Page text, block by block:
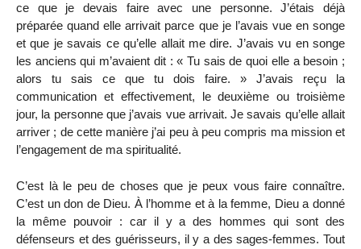
ce que je devais faire avec une personne. J’étais déjà
préparée quand elle arrivait parce que je l’avais vue en songe
et que je savais ce qu’elle allait me dire. J’avais vu en songe
les anciens qui m’avaient dit : « Tu sais de quoi elle a besoin ;
alors tu sais ce que tu dois faire. » J’avais reçu la
communication et effectivement, le deuxième ou troisième
jour, la personne que j’avais vue arrivait. Je savais qu’elle allait
arriver ; de cette manière j’ai peu à peu compris ma mission et
l’engagement de ma spiritualité.
C’est là le peu de choses que je peux vous faire connaître.
C’est un don de Dieu. À l’homme et à la femme, Dieu a donné
la même pouvoir : car il y a des hommes qui sont des
défenseurs et des guérisseurs, il y a des sages-femmes. Tout